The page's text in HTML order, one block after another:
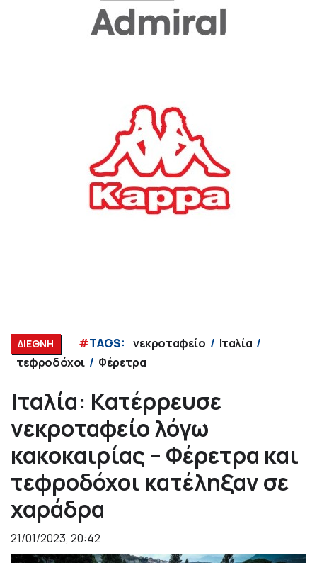
ΔΙΕΘΝΗ #TAGS: νεκροταφείο
Ιταλία
τεφροδόχοι
Φέρετρα
Ιταλία: Κατέρρευσε
νεκροταφείο λόγω
κακοκαιρίας – Φέρετρα και
τεφροδόχοι κατέληξαν σε
χαράδρα
21/01/2023, 20:42